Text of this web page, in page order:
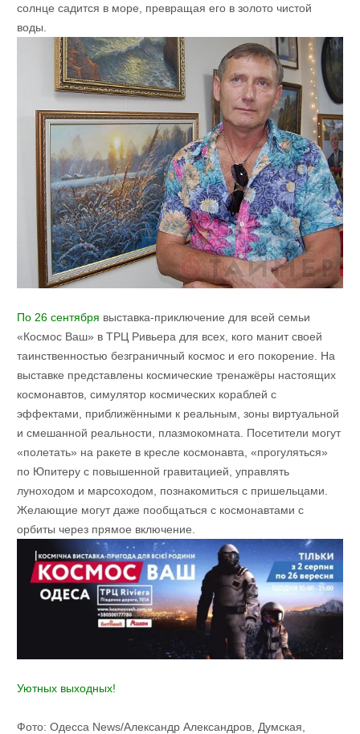
солнце садится в море, превращая его в золото чистой
воды.
По 26 сентября выставка-приключение для всей семьи
«Космос Ваш» в ТРЦ Ривьера для всех, кого манит своей
таинственностью безграничный космос и его покорение. На
выставке представлены космические тренажёры настоящих
космонавтов, симулятор космических кораблей с
эффектами, приближёнными к реальным, зоны виртуальной
и смешанной реальности, плазмокомната. Посетители могут
«полетать» на ракете в кресле космонавта, «прогуляться»
по Юпитеру с повышенной гравитацией, управлять
луноходом и марсоходом, познакомиться с пришельцами.
Желающие могут даже пообщаться с космонавтами с
орбиты через прямое включение.
Уютных выходных!
Фото: Одесса News/Александр Александров, Думская,